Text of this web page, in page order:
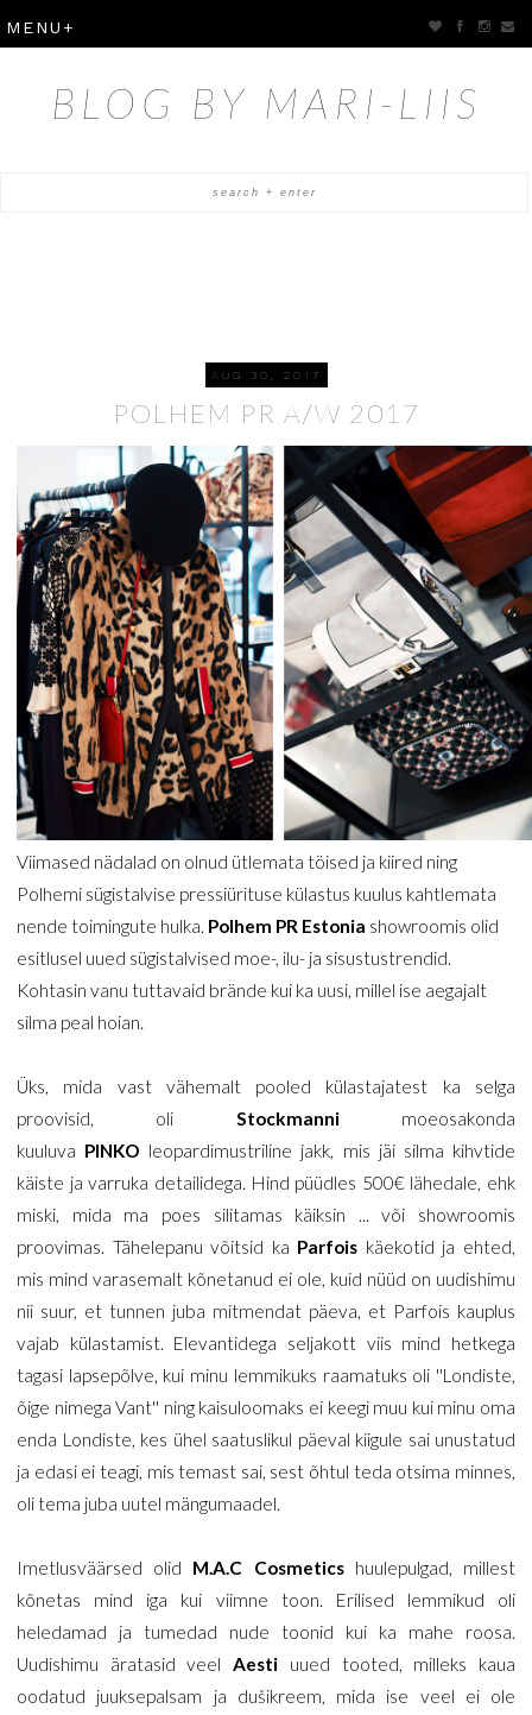
BLOG BY MARI-LIIS
AUG 30, 2017
POLHEM PR A/W 2017
Viimased nädalad on olnud ütlemata töised ja kiired ning
Polhemi sügistalvise pressiürituse külastus kuulus kahtlemata
nende toimingute hulka. Polhem PR Estonia showroomis olid
esitlusel uued sügistalvised moe-, ilu- ja sisustustrendid.
Kohtasin vanu tuttavaid brände kui ka uusi, millel ise aegajalt
silma peal hoian.
Üks, mida vast vähemalt pooled külastajatest ka selga
proovisid, oli Stockmannimoeosakonda
kuuluva PINKO leopardimustriline jakk, mis jäi silma kihvtide
käiste ja varruka detailidega. Hind püüdles 500€ lähedale, ehk
miski, mida ma poes silitamas käiksin ... või showroomis
proovimas. Tähelepanu võitsid ka Parfois käekotid ja ehted,
mis mind varasemalt kõnetanud ei ole, kuid nüüd on uudishimu
nii suur, et tunnen juba mitmendat päeva, et Parfois kauplus
vajab külastamist. Elevantidega seljakott viis mind hetkega
tagasi lapsepõlve, kui minu lemmikuks raamatuks oli ''Londiste,
õige nimega Vant'' ning kaisuloomaks ei keegi muu kui minu oma
enda Londiste, kes ühel saatuslikul päeval kiigule sai unustatud
ja edasi ei teagi, mis temast sai, sest õhtul teda otsima minnes,
oli tema juba uutel mängumaadel.
Imetlusväärsed olid M.A.C Cosmeticshuulepulgad, millest
kõnetas mind iga kui viimne toon. Erilised lemmikud oli
heledamad ja tumedad nude toonid kui ka mahe roosa.
Uudishimu äratasid veel Aesti uued tooted, milleks kaua
oodatud juuksepalsam ja dušikreem, mida ise veel ei ole